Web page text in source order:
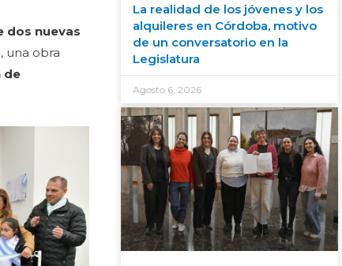
dos nuevas
, una obra
de
La realidad de los jóvenes y los
alquileres en Córdoba, motivo
de un conversatorio en la
Legislatura
Agosto 6, 2026